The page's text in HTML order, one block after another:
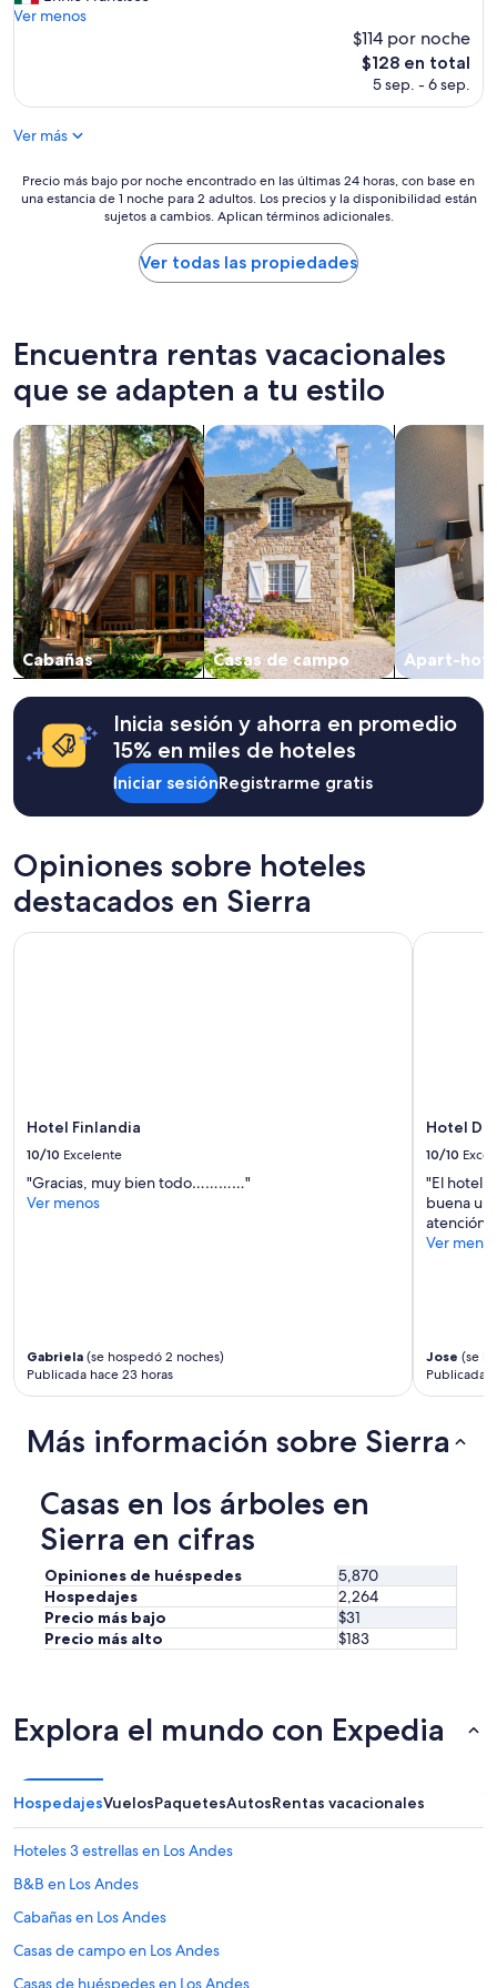
(2,249
o
c
n
Ver menos
$114 por noche
El
precio
$128 en total
5 sep. - 6 sep.
Ver más
Precio
más
últimas
24
horas,
con
base
en
una
estancia
de
1
noche
para
2
adultos.
Los
precios
y
la
disponibilidad
están
sujetos
Aplican
términos
Precio más bajo por noche encontrado en las últimas 24 horas, con base en
una estancia de 1 noche para 2 adultos. Los precios y la disponibilidad están
sujetos a cambios. Aplican términos adicionales.
Ver todas las propiedades
Encuentra rentas vacacionales
que se adapten a tu estilo
Cabañas
Buscar cabañas
Casas de campo
Buscar casas de campo
Apart-
Buscar
Inicia sesión y ahorra en promedio
15% en miles de hoteles
Iniciar sesiónRegistrarme gratis
Opiniones sobre hoteles
destacados en Sierra
Hotel Finlandia
10/10 Excelente
"Gracias, muy bien todo…………"
Ver menos
Gabriela (se hospedó 2 noches)
Publicada hace 23 horas
Hotel Finlandia
Hotel
10/10
"El hotel
buena
atención
Ver
Jose (se
Publicada
Hotel
Más información sobre Sierra
Casas en los árboles en
Sierra en cifras
Opiniones de huéspedes
5,870
Hospedajes
2,264
Precio más bajo
$31
Precio más alto
$183
Explora el mundo con Expedia
HospedajesVuelosPaquetesAutosRentas vacacionales
Hoteles 3 estrellas en Los Andes
B&B en Los Andes
Cabañas en Los Andes
Casas de campo en Los Andes
Casas de huéspedes en Los Andes